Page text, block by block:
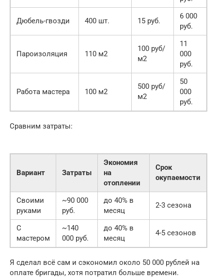
Дюбель-гвозди 400 шт. 15 руб.
6 000
руб.
Пароизоляция 110 м2
100 руб/
м2
11
000
руб.
Работа мастера 100 м2
500 руб/
м2
50
000
руб.
Сравним затраты:
Вариант Затраты
Экономия
на
отоплении
Срок
окупаемости
Своими
руками
~90 000
руб.
до 40% в
месяц
2-3 сезона
С
мастером
~140
000 руб.
до 40% в
месяц
4-5 сезонов
Я сделал всё сам и сэкономил около 50 000 рублей на
оплате бригады, хотя потратил больше времени.